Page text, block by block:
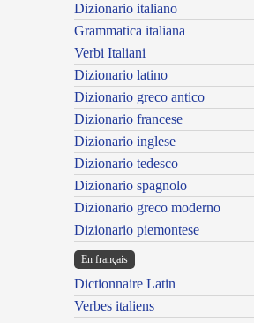
Dizionario italiano
Grammatica italiana
Verbi Italiani
Dizionario latino
Dizionario greco antico
Dizionario francese
Dizionario inglese
Dizionario tedesco
Dizionario spagnolo
Dizionario greco moderno
Dizionario piemontese
En français
Dictionnaire Latin
Verbes italiens